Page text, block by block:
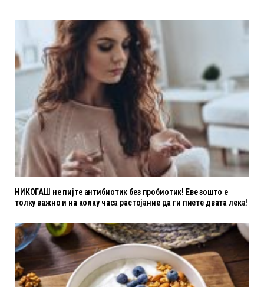
НИКОГАШ не пијте антибиотик без пробиотик! Еве зошто е
толку важно и на колку часа растојание да ги пиете двата лека!